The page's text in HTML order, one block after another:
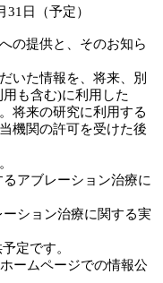
31日（予定）
の提供と、そのお知ら
いた情報を、将来、別
も含む)に利用した
将来の研究に利用する
機関の許可を受けた後
アブレーション治療に
ション治療に関する実
定です。
ームページでの情報公